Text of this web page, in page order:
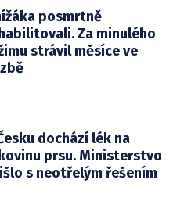
posmrtně
Za minulého
strávil měsíce ve
dochází lék na
prsu. Ministerstvo
s neotřelým řešením